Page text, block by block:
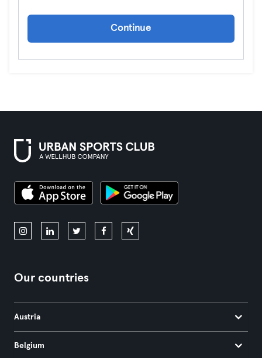
Continue
Our countries
Austria
Belgium